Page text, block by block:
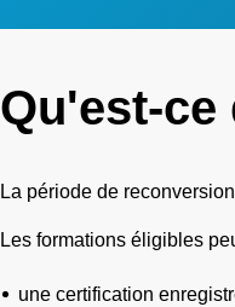
Qu'est-ce
La période de
Les formations éligibles
une certification